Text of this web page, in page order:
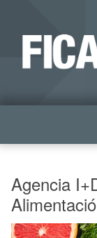
Agencia